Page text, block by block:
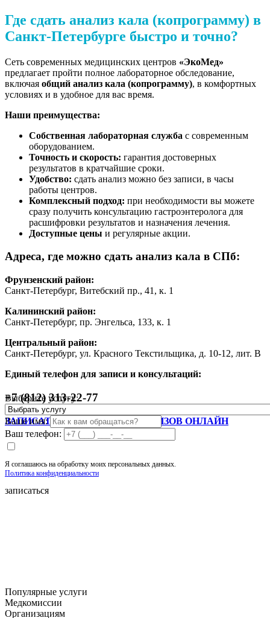
Где сдать анализ кала (копрограмму) в
Санкт-Петербурге быстро и точно?
Сеть современных медицинских центров «ЭкоМед»
предлагает пройти полное лабораторное обследование,
включая общий анализ кала (копрограмму), в комфортных
условиях и в удобное для вас время.
Наши преимущества:
Собственная лабораторная служба с современным
оборудованием.
Точность и скорость: гарантия достоверных
результатов в кратчайшие сроки.
Удобство: сдать анализ можно без записи, в часы
работы центров.
Комплексный подход: при необходимости вы можете
сразу получить консультацию гастроэнтеролога для
расшифровки результатов и назначения лечения.
Доступные цены и регулярные акции.
Адреса, где можно сдать анализ кала в СПб:
Фрунзенский район:
Санкт-Петербург, Витебский пр., 41, к. 1
Калининский район:
Санкт-Петербург, пр. Энгельса, 133, к. 1
Центральный район:
Санкт-Петербург, ул. Красного Текстильщика, д. 10-12, лит. В
Единый телефон для записи и консультаций:
+7 (812) 313-22-77
ЗАПИСАТЬСЯ НА СДАЧУ АНАЛИЗОВ ОНЛАЙН
Запишитесь на прием
Выберите услугу:
Ваше имя:
Ваш телефон:
Я соглашаюсь на обработку моих персональных данных.
Политика конфиденциальности
записаться
Популярные услуги
Медкомиссии
Организациям